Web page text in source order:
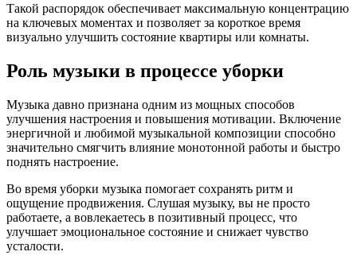
Такой распорядок обеспечивает максимальную концентрацию
на ключевых моментах и позволяет за короткое время
визуально улучшить состояние квартиры или комнаты.
Роль музыки в процессе уборки
Музыка давно признана одним из мощных способов
улучшения настроения и повышения мотивации. Включение
энергичной и любимой музыкальной композиции способно
значительно смягчить влияние монотонной работы и быстро
поднять настроение.
Во время уборки музыка помогает сохранять ритм и
ощущение продвижения. Слушая музыку, вы не просто
работаете, а вовлекаетесь в позитивный процесс, что
улучшает эмоциональное состояние и снижает чувство
усталости.